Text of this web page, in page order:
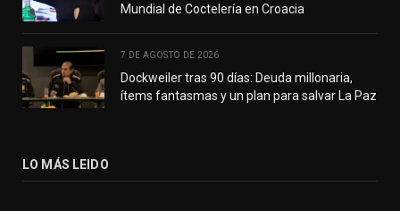
Mundial de Coctelería en Croacia
7 DE AGOSTO DE 2026
Dockweiler tras 90 días: Deuda millonaria,
ítems fantasmas y un plan para salvar La Paz
LO MÁS LEIDO